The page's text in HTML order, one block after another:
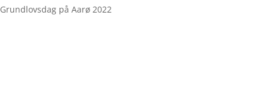
Grundlovsdag på Aarø 2022